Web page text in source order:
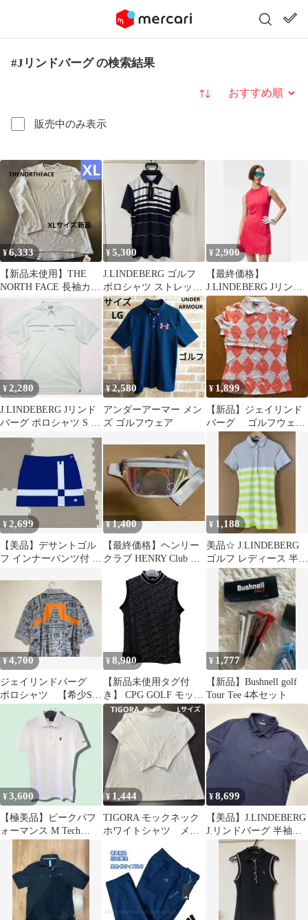
#Jリンドバーグ の検索結果
販売中のみ表示
並び替え
¥6,333
【新品未使用】THE
NORTH FACE 長袖カッ
トソー グレー XL
¥5,300
J.LINDEBERG ゴルフ
ポロシャツ ストレッ
チ 未使用品 美品
M
¥ 2,900
【最終価格】
J.LINDEBERG Jリンド
バーグ レディース ワン
ピース XS
¥2,280
J.LINDEBERG Jリンド
バーグ ポロシャツ S ゴ
ルフウェア
¥2,580
アンダーアーマー メン
ズ ゴルフウェア
¥ 1,899
【新品】ジェイリンド
バーグ ゴルフウェ
ア 半袖 ポロシャツ
ダイヤ スポーツ
¥2,699
【美品】デサントゴル
フ インナーパンツ付 ス
¥1,400
【最終価格】ヘンリー
クラブ HENRY Club ポ
ーチ ゴルフ ボールポー
¥ 1,188
美品☆ J.LINDEBERG
ゴルフ レディース 半袖
ポロシャツ XS ウエア
¥4,700
ジェイリンドバーグ
ポロシャツ 【希少Sサ
イズ】ゴルフウェア
¥ 8,900
【新品未使用タグ付
き】 CPG GOLF モック
ネック ノースリー
ブ ブラック
¥ 1,777
【新品】Bushnell golf
Tour Tee 4本セット
¥3,600
【極美品】ピークパフ
ォーマンス M Tech
¥ 1,444
TIGORA モックネック
ホワイトシャツ メン
¥8,699
【美品】J.LINDEBERG
J.リンドバーグ 半袖ポ
ロシャツ ネイビー L